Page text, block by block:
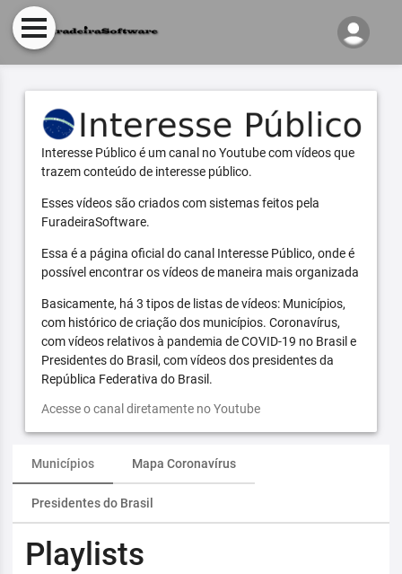
Interesse Público é um canal no Youtube com vídeos que
trazem conteúdo de interesse público.
Esses vídeos são criados com sistemas feitos pela
FuradeiraSoftware.
Essa é a página oficial do canal Interesse Público, onde é
possível encontrar os vídeos de maneira mais organizada
Basicamente, há 3 tipos de listas de vídeos: Municípios,
com histórico de criação dos municípios. Coronavírus,
com vídeos relativos à pandemia de COVID-19 no Brasil e
Presidentes do Brasil, com vídeos dos presidentes da
República Federativa do Brasil.
Acesse o canal diretamente no Youtube
Municípios Mapa Coronavírus
Presidentes do Brasil
Playlists